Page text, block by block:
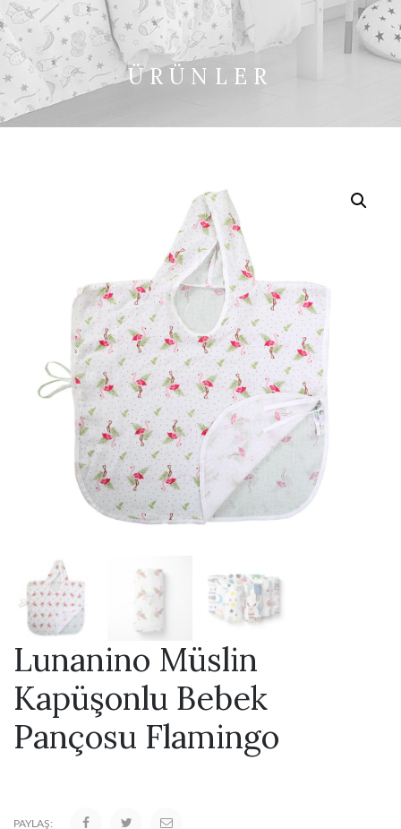
ÜRÜNLER
Lunanino Müslin
Kapüşonlu Bebek
Pançosu Flamingo
PAYLAŞ: